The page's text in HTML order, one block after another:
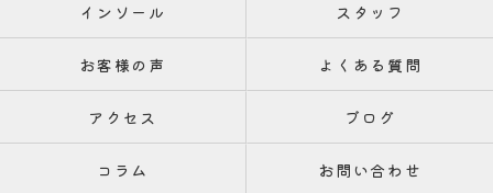
インソール スタッフ
お客様の声 よくある質問
アクセス ブログ
コラム お問い合わせ